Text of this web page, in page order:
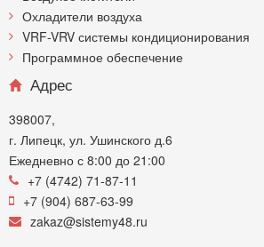
Охладители воздуха
VRF-VRV системы кондиционирования
Программное обеспечение
Адрес
398007,
г. Липецк, ул. Ушинского д.6
Ежедневно с 8:00 до 21:00
+7 (4742) 71-87-11
+7 (904) 687-63-99
zakaz@sistemy48.ru